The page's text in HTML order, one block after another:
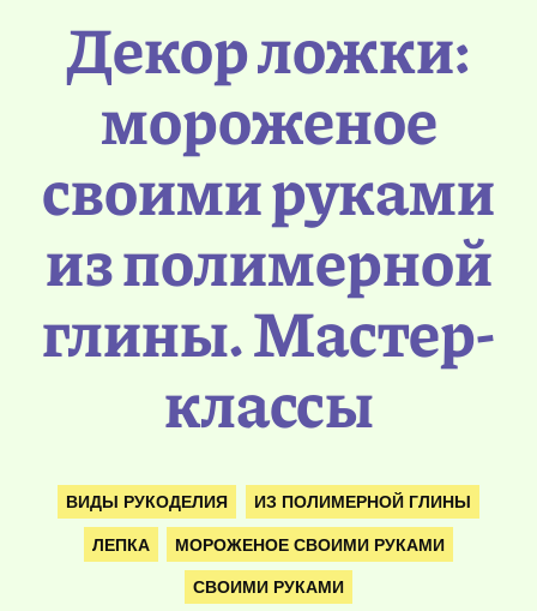
Декор ложки:
мороженое
своими руками
из полимерной
глины. Мастер-
классы
ВИДЫ РУКОДЕЛИЯ ИЗ ПОЛИМЕРНОЙ ГЛИНЫ
ЛЕПКА МОРОЖЕНОЕ СВОИМИ РУКАМИ
СВОИМИ РУКАМИ